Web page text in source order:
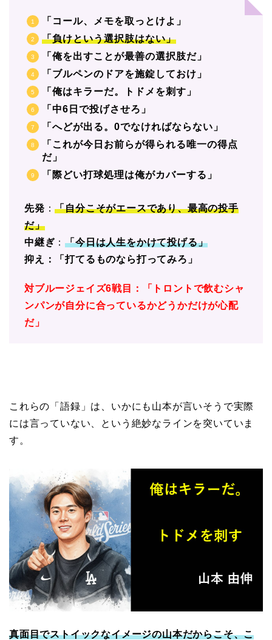
「コール、メモを取っとけよ」
「負けという選択肢はない」
「俺を出すことが最善の選択肢だ」
「ブルペンのドアを施錠しておけ」
「俺はキラーだ。トドメを刺す」
「中6日で投げさせろ」
「へどが出る。0でなければならない」
「これが今日お前らが得られる唯一の得点
だ」
「際どい打球処理は俺がカバーする」
先発 ：「自分こそがエースであり、最高の投手
だ」
中継ぎ ：「今日は人生をかけて投げる」
抑え：「打てるものなら打ってみろ」
対ブルージェイズ6戦目：「トロントで飲むシャ
ンパンが自分に合っているかどうかだけが心配
だ」
これらの「語録」は、いかにも山本が言いそうで実際
には言っていない、という絶妙なラインを突いていま
す。
真面目でストイックなイメージの山本だからこそ、こ